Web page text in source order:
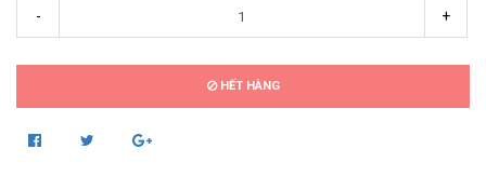
- +
HẾT HÀNG